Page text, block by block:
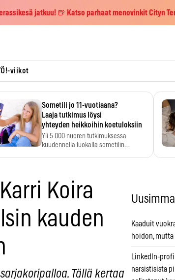
jatkuu! 🍺 Katso parhaat menovinkit Cityn
viikot
Sometili jo 11-vuotiaana?
Laaja tutkimus löysi
yhteyden heikkoihin koetuloksiin
Yli 5 000 nuoren tutkimuksessa
kuudennella luokalla sometilin…
Koira
kauden
Tällä kertaa
Kaaduit
hoidon,
LinkedIn-
narsistisista